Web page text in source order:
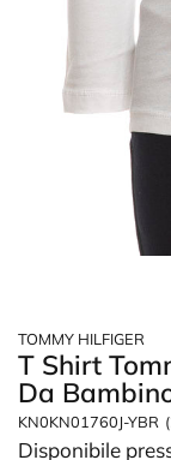
TOMMY HILFIGER
T Shirt
Da
KN0KN01760J-YBR
Disponibile